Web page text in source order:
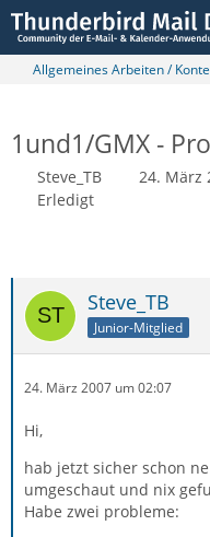
Allgemeines Arbeiten /
1und1/GMX -
Steve_TB 24. März
Erledigt
Steve_TB
Junior-Mitglied
24. März 2007 um 02:07
Hi,
hab jetzt sicher schon
umgeschaut und nix
Habe zwei probleme: